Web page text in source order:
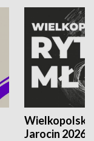
Jarocin 2026